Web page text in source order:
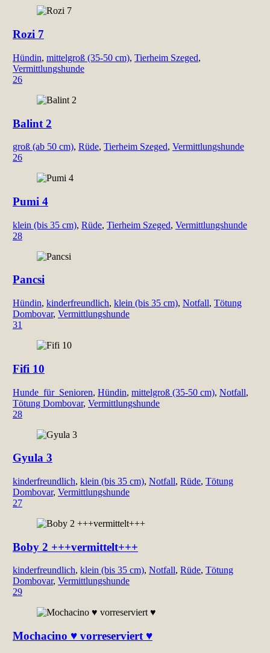
Rozi 7
Hündin, mittelgroß (35-50 cm), Tierheim Szeged,
Vermittlungshunde
26
Balint 2
groß (ab 50 cm), Rüde, Tierheim Szeged, Vermittlungshunde
26
Pumi 4
klein (bis 35 cm), Rüde, Tierheim Szeged, Vermittlungshunde
28
Pancsi
Hündin, kinderfreundlich, klein (bis 35 cm), Notfall, Tötung
Dombovar, Vermittlungshunde
31
Fifi 10
Hunde_für_Senioren, Hündin, mittelgroß (35-50 cm), Notfall,
Tötung Dombovar, Vermittlungshunde
28
Gyula 3
kinderfreundlich, klein (bis 35 cm), Notfall, Rüde, Tötung
Dombovar, Vermittlungshunde
27
Boby 2 +++vermittelt+++
kinderfreundlich, klein (bis 35 cm), Notfall, Rüde, Tötung
Dombovar, Vermittlungshunde
29
Mochacino ♥ vorreserviert ♥